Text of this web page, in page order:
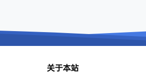
关于本站